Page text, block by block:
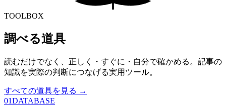
TOOLBOX
調べる道具
読むだけでなく、正しく・すぐに・自分で確かめる。記事の
知識を実際の判断につなげる実用ツール。
すべての道具を見る →
01DATABASE